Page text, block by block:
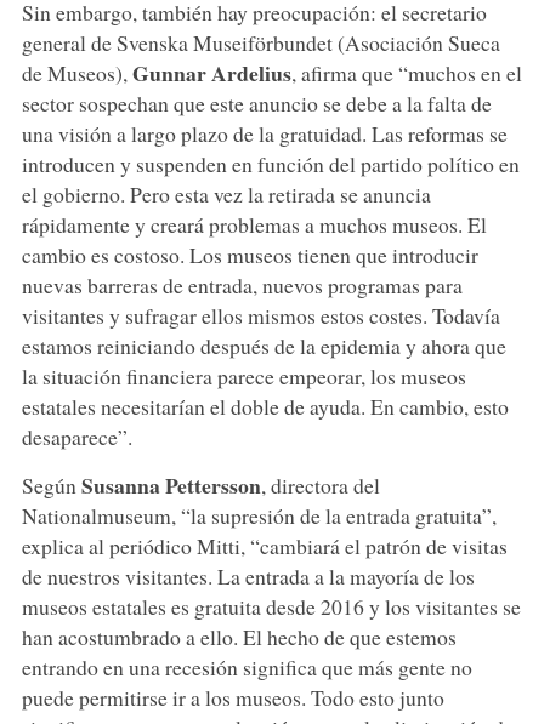
Sin embargo, también hay preocupación: el secretario
general de Svenska Museiförbundet (Asociación Sueca
de Museos), Gunnar Ardelius, afirma que “muchos en el
sector sospechan que este anuncio se debe a la falta de
una visión a largo plazo de la gratuidad. Las reformas se
introducen y suspenden en función del partido político en
el gobierno. Pero esta vez la retirada se anuncia
rápidamente y creará problemas a muchos museos. El
cambio es costoso. Los museos tienen que introducir
nuevas barreras de entrada, nuevos programas para
visitantes y sufragar ellos mismos estos costes. Todavía
estamos reiniciando después de la epidemia y ahora que
la situación financiera parece empeorar, los museos
estatales necesitarían el doble de ayuda. En cambio, esto
desaparece”.
Según Susanna Pettersson, directora del
Nationalmuseum, “la supresión de la entrada gratuita”,
explica al periódico Mitti, “cambiará el patrón de visitas
de nuestros visitantes. La entrada a la mayoría de los
museos estatales es gratuita desde 2016 y los visitantes se
han acostumbrado a ello. El hecho de que estemos
entrando en una recesión significa que más gente no
puede permitirse ir a los museos. Todo esto junto